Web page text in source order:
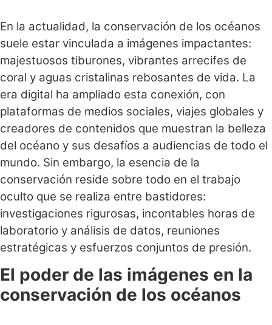
En la actualidad, la conservación de los océanos
suele estar vinculada a imágenes impactantes:
majestuosos tiburones, vibrantes arrecifes de
coral y aguas cristalinas rebosantes de vida. La
era digital ha ampliado esta conexión, con
plataformas de medios sociales, viajes globales y
creadores de contenidos que muestran la belleza
del océano y sus desafíos a audiencias de todo el
mundo. Sin embargo, la esencia de la
conservación reside sobre todo en el trabajo
oculto que se realiza entre bastidores:
investigaciones rigurosas, incontables horas de
laboratorio y análisis de datos, reuniones
estratégicas y esfuerzos conjuntos de presión.
El poder de las imágenes en la
conservación de los océanos